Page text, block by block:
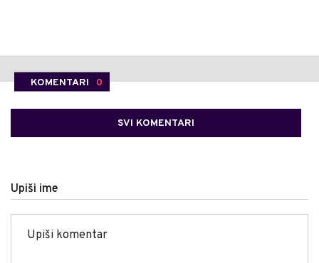
KOMENTARI 0
SVI KOMENTARI
Upiši ime